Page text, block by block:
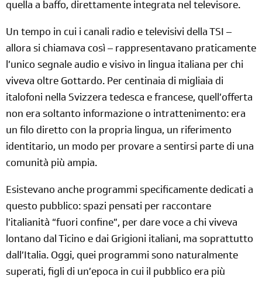
quella a baffo, direttamente integrata nel televisore.
Un tempo in cui i canali radio e televisivi della TSI –
allora si chiamava così – rappresentavano praticamente
l’unico segnale audio e visivo in lingua italiana per chi
viveva oltre Gottardo. Per centinaia di migliaia di
italofoni nella Svizzera tedesca e francese, quell’offerta
non era soltanto informazione o intrattenimento: era
un filo diretto con la propria lingua, un riferimento
identitario, un modo per provare a sentirsi parte di una
comunità più ampia.
Esistevano anche programmi specificamente dedicati a
questo pubblico: spazi pensati per raccontare
l’italianità “fuori confine”, per dare voce a chi viveva
lontano dal Ticino e dai Grigioni italiani, ma soprattutto
dall’Italia. Oggi, quei programmi sono naturalmente
superati, figli di un’epoca in cui il pubblico era più